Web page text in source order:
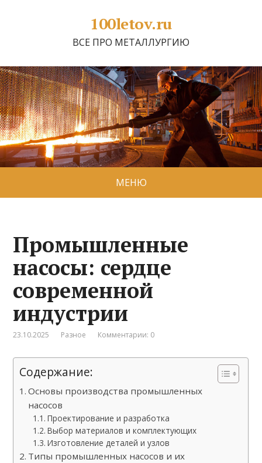
100letov.ru
ВСЕ ПРО МЕТАЛЛУРГИЮ
МЕНЮ
Промышленные
насосы: сердце
современной
индустрии
23.10.2025 Разное Комментарии: 0
Содержание:
Основы производства промышленных
насосов
Проектирование и разработка
Выбор материалов и комплектующих
Изготовление деталей и узлов
Типы промышленных насосов и их